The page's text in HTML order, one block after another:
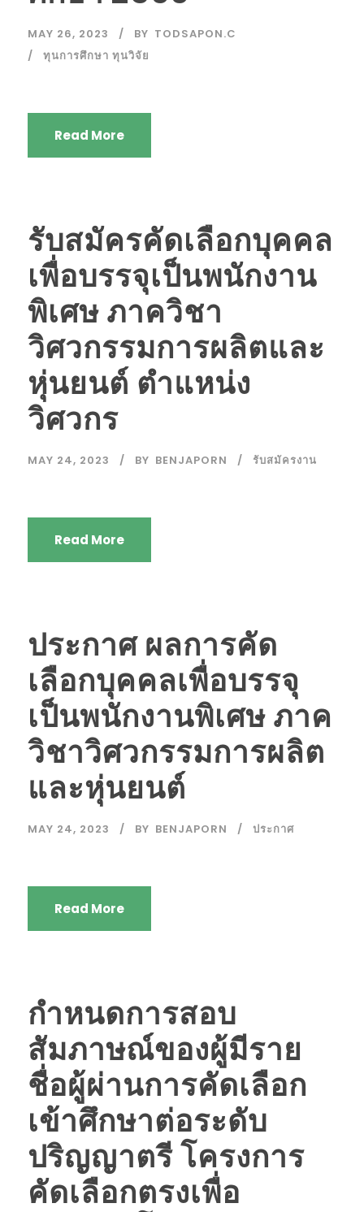
MAY 26, 2023 BY TODSAPON.C
ทุนการศึกษา ทุนวิจัย
Read More
รับสมัครคัดเลือกบุคคล
เพื่อบรรจุเป็นพนักงาน
พิเศษ ภาควิชา
วิศวกรรมการผลิตและ
หุ่นยนต์ ตำแหน่ง
วิศวกร
MAY 24, 2023 BY BENJAPORN รับสมัครงาน
Read More
ประกาศ ผลการคัด
เลือกบุคคลเพื่อบรรจุ
เป็นพนักงานพิเศษ ภาค
วิชาวิศวกรรมการผลิต
และหุ่นยนต์
MAY 24, 2023 BY BENJAPORN ประกาศ
Read More
กำหนดการสอบ
สัมภาษณ์ของผู้มีราย
ชื่อผู้ผ่านการคัดเลือก
เข้าศึกษาต่อระดับ
ปริญญาตรี โครงการ
คัดเลือกตรงเพื่อ